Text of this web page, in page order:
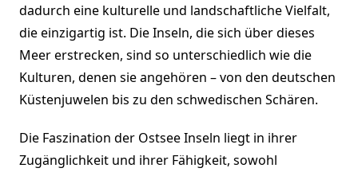
dadurch eine kulturelle und landschaftliche Vielfalt,
die einzigartig ist. Die Inseln, die sich über dieses
Meer erstrecken, sind so unterschiedlich wie die
Kulturen, denen sie angehören – von den deutschen
Küstenjuwelen bis zu den schwedischen Schären.
Die Faszination der Ostsee Inseln liegt in ihrer
Zugänglichkeit und ihrer Fähigkeit, sowohl